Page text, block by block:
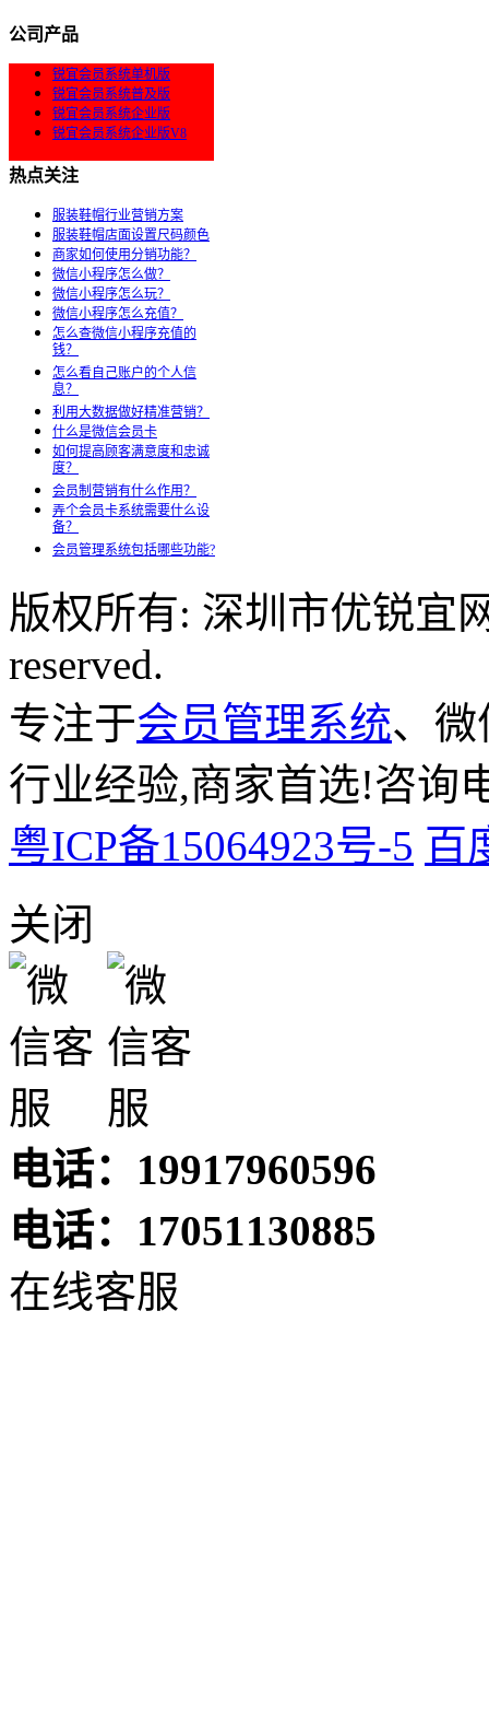
公司产品
锐宜会员系统单机版
锐宜会员系统普及版
锐宜会员系统企业版
锐宜会员系统企业版V8
热点关注
服装鞋帽行业营销方案
服装鞋帽店面设置尺码颜色
商家如何使用分销功能？
微信小程序怎么做？
微信小程序怎么玩？
微信小程序怎么充值？
怎么查微信小程序充值的
钱？
怎么看自己账户的个人信
息？
利用大数据做好精准营销？
什么是微信会员卡
如何提高顾客满意度和忠诚
度？
会员制营销有什么作用？
弄个会员卡系统需要什么设
备？
会员管理系统包括哪些功能?
版权所有: 深圳市优锐宜
reserved.
专注于会员管理系统、
行业经验,商家首选!咨询
粤ICP备15064923号-5 百
关闭
电话：19917960596
电话：17051130885
在线客服